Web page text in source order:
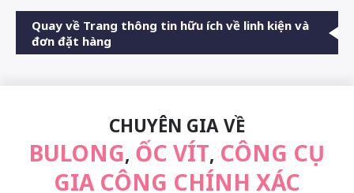
Quay về Trang thông tin hữu ích về linh kiện và
đơn đặt hàng
CHUYÊN GIA VỀ
BULONG, ỐC VÍT, CÔNG CỤ
GIA CÔNG CHÍNH XÁC